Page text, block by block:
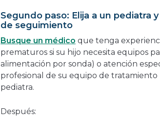
Segundo paso: Elija a un pediatra
de seguimiento
Busque un médico que tenga
prematuros si su hijo necesita equipos
alimentación por sonda) o atención
profesional de su equipo de
pediatra.
Después: